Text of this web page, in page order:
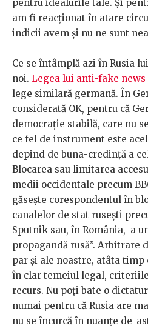
pentru idealurile tale. Și
am fi reacționat în atare
indicii avem și nu ne sunt
Ce se întâmplă azi în Rusia
noi. Legea lui anti-fake news
lege similară germană. În
considerată OK, pentru că
democrație stabilă, care nu
ce fel de instrument este
depind de buna-credință a
Blocarea sau limitarea
medii occidentale precum
găsește corespondentul în
canalelor de stat rusești
Sputnik sau, în România, a
propagandă rusă”. Arbitrare
par și ale noastre, atâta
în clar temeiul legal,
recurs. Nu poți bate o
numai pentru că Rusia are
nu se încurcă în nuanțe de-